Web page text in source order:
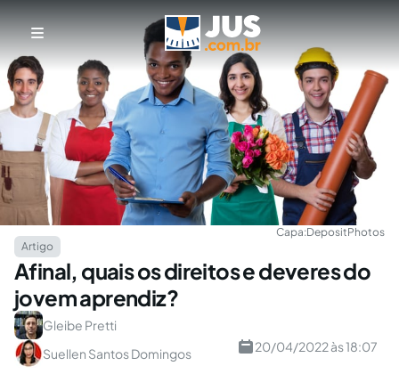
Capa:DepositPhotos
Artigo
Afinal, quais os direitos e deveres do
jovem aprendiz?
Gleibe Pretti
Suellen Santos Domingos
20/04/2022 às 18:07